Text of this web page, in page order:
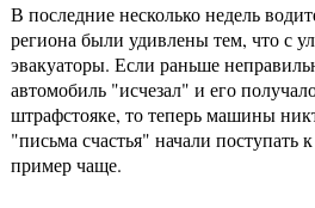
В последние несколько недель
региона были удивлены тем, что с
эвакуаторы. Если раньше
автомобиль "исчезал" и его
штрафстояке, то теперь машины
"письма счастья" начали поступать
пример чаще.